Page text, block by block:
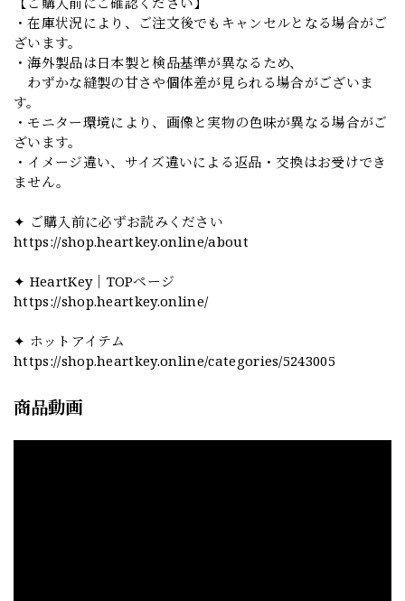
・在庫状況により、ご注文後でもキャンセルとなる場合がご
ざいます。
・海外製品は日本製と検品基準が異なるため、
わずかな縫製の甘さや個体差が見られる場合がございま
す。
・モニター環境により、画像と実物の色味が異なる場合がご
ざいます。
・イメージ違い、サイズ違いによる返品・交換はお受けでき
ません。
✦ ご購入前に必ずお読みください
https://shop.heartkey.online/about
✦ HeartKey｜TOPページ
https://shop.heartkey.online/
✦ ホットアイテム
https://shop.heartkey.online/categories/5243005
商品動画